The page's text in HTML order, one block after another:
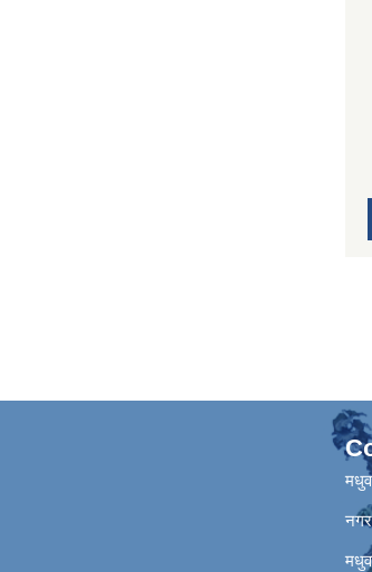
नगर